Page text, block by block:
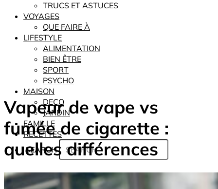
TRUCS ET ASTUCES
VOYAGES
QUE FAIRE À
LIFESTYLE
ALIMENTATION
BIEN ÊTRE
SPORT
PSYCHO
MAISON
DECO
JARDIN
FAMILLE
RECETTES
SEARCH
Vapeur de vape vs
fumée de cigarette :
quelles différences